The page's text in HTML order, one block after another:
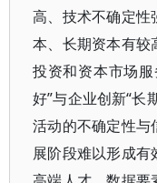
高、技术不确定性
本、长期资本有较
投资和资本市场
好”与企业创新“长
活动的不确定性与
展阶段难以形成有